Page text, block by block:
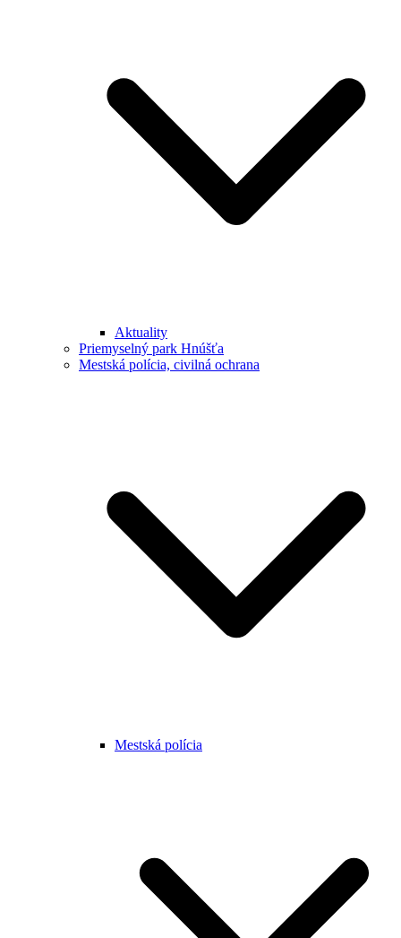
Aktuality
Priemyselný park Hnúšťa
Mestská polícia, civilná ochrana
Mestská polícia